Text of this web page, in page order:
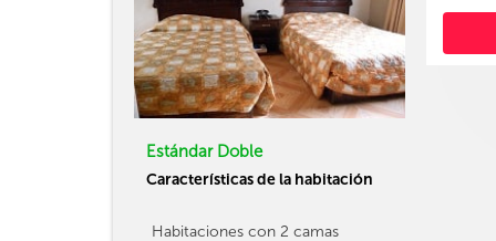
Estándar Doble
Características de la habitación
Habitaciones con 2 camas